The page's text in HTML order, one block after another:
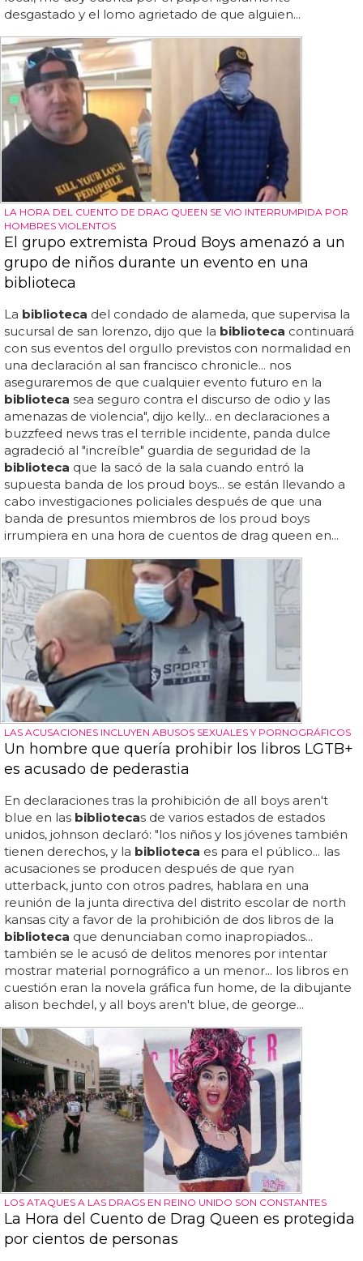
desgastado y el lomo agrietado de que alguien...
LA HORA DEL CUENTO DE DRAG QUEEN SE VIO INTERRUMPIDA POR
HOMBRES VIOLENTOS
El grupo extremista Proud Boys amenazó a un
grupo de niños durante un evento en una
biblioteca
La biblioteca del condado de alameda, que supervisa la
sucursal de san lorenzo, dijo que la biblioteca continuará
con sus eventos del orgullo previstos con normalidad en
una declaración al san francisco chronicle... nos
aseguraremos de que cualquier evento futuro en la
biblioteca sea seguro contra el discurso de odio y las
amenazas de violencia", dijo kelly... en declaraciones a
buzzfeed news tras el terrible incidente, panda dulce
agradeció al "increíble" guardia de seguridad de la
biblioteca que la sacó de la sala cuando entró la
supuesta banda de los proud boys... se están llevando a
cabo investigaciones policiales después de que una
banda de presuntos miembros de los proud boys
irrumpiera en una hora de cuentos de drag queen en...
LAS ACUSACIONES INCLUYEN ABUSOS SEXUALES Y PORNOGRÁFICOS
Un hombre que quería prohibir los libros LGTB+
es acusado de pederastia
En declaraciones tras la prohibición de all boys aren't
blue en las bibliotecas de varios estados de estados
unidos, johnson declaró: "los niños y los jóvenes también
tienen derechos, y la biblioteca es para el público... las
acusaciones se producen después de que ryan
utterback, junto con otros padres, hablara en una
reunión de la junta directiva del distrito escolar de north
kansas city a favor de la prohibición de dos libros de la
biblioteca que denunciaban como inapropiados...
también se le acusó de delitos menores por intentar
mostrar material pornográfico a un menor... los libros en
cuestión eran la novela gráfica fun home, de la dibujante
alison bechdel, y all boys aren't blue, de george...
LOS ATAQUES A LAS DRAGS EN REINO UNIDO SON CONSTANTES
La Hora del Cuento de Drag Queen es protegida
por cientos de personas